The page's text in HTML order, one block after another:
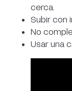
cerca.
Subir con
No
Usar una